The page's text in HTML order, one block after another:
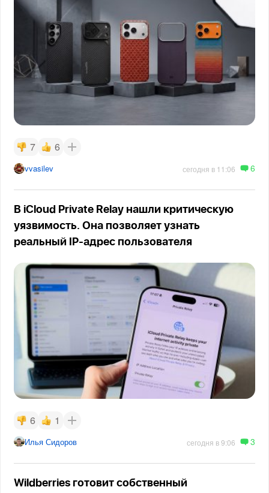
7 6
vvasilev сегодня в 11:06 6
В iCloud Private Relay нашли критическую
уязвимость. Она позволяет узнать
реальный IP-адрес пользователя
6 1
Илья Сидоров сегодня в 9:06 3
Wildberries готовит собственный